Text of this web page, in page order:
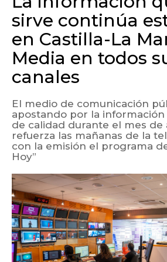
sirve continúa
en Castilla-La
Media en todos
canales
El medio de comunicación
apostando por la información
de calidad durante el mes de
refuerza las mañanas de la
con la emisión el programa
Hoy”